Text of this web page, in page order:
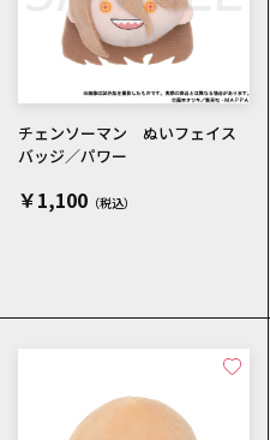
チェンソーマン ぬいフェイス
バッジ／パワー
￥1,100